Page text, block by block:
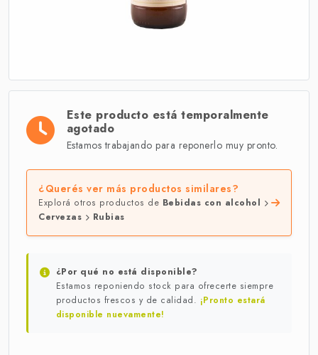
Este producto está temporalmente
agotado
Estamos trabajando para reponerlo muy pronto.
¿Querés ver más productos similares?
Explorá otros productos de Bebidas con alcohol
Cervezas
Rubias
¿Por qué no está disponible?
Estamos reponiendo stock para ofrecerte siempre
productos frescos y de calidad. ¡Pronto estará
disponible nuevamente!